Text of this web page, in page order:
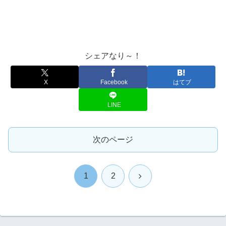
シェアなり～！
X Facebook はてブ
LINE
次のページ
1 2 次